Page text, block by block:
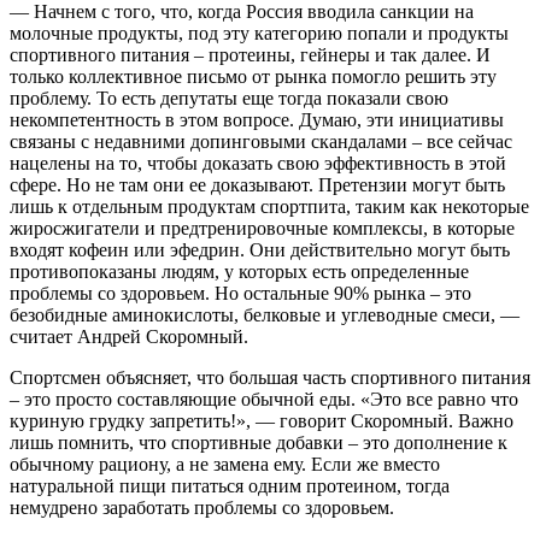
— Начнем с того, что, когда Россия вводила санкции на
молочные продукты, под эту категорию попали и продукты
спортивного питания – протеины, гейнеры и так далее. И
только коллективное письмо от рынка помогло решить эту
проблему. То есть депутаты еще тогда показали свою
некомпетентность в этом вопросе. Думаю, эти инициативы
связаны с недавними допинговыми скандалами – все сейчас
нацелены на то, чтобы доказать свою эффективность в этой
сфере. Но не там они ее доказывают. Претензии могут быть
лишь к отдельным продуктам спортпита, таким как некоторые
жиросжигатели и предтренировочные комплексы, в которые
входят кофеин или эфедрин. Они действительно могут быть
противопоказаны людям, у которых есть определенные
проблемы со здоровьем. Но остальные 90% рынка – это
безобидные аминокислоты, белковые и углеводные смеси, —
считает Андрей Скоромный.
Спортсмен объясняет, что большая часть спортивного питания
– это просто составляющие обычной еды. «Это все равно что
куриную грудку запретить!», — говорит Скоромный. Важно
лишь помнить, что спортивные добавки – это дополнение к
обычному рациону, а не замена ему. Если же вместо
натуральной пищи питаться одним протеином, тогда
немудрено заработать проблемы со здоровьем.